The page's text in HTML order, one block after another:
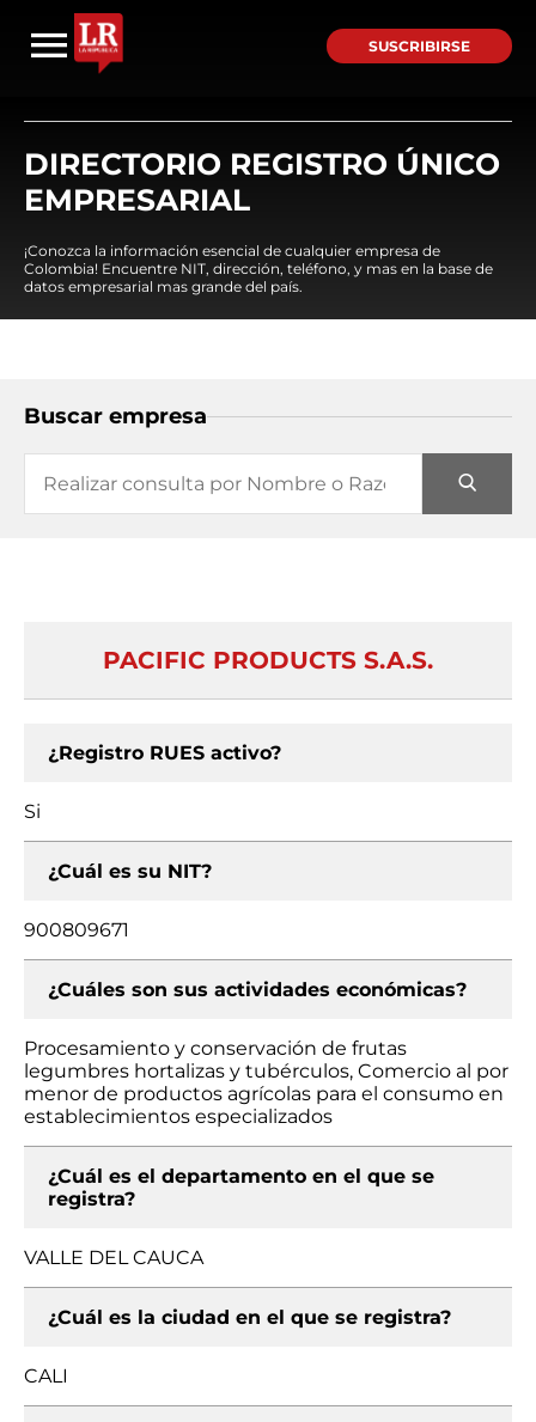
SUSCRIBIRSE
DIRECTORIO REGISTRO ÚNICO
EMPRESARIAL
¡Conozca la información esencial de cualquier empresa de
Colombia! Encuentre NIT, dirección, teléfono, y mas en la base de
datos empresarial mas grande del país.
Buscar empresa
PACIFIC PRODUCTS S.A.S.
¿Registro RUES activo?
Si
¿Cuál es su NIT?
900809671
¿Cuáles son sus actividades económicas?
Procesamiento y conservación de frutas
legumbres hortalizas y tubérculos, Comercio al por
menor de productos agrícolas para el consumo en
establecimientos especializados
¿Cuál es el departamento en el que se
registra?
VALLE DEL CAUCA
¿Cuál es la ciudad en el que se registra?
CALI